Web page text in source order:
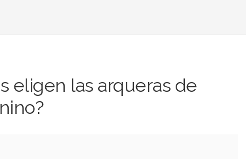
eligen las arqueras de